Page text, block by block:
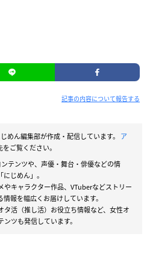
記事の内容について報告する
めん編集部が作成・配信しています。 ア
ご覧ください。
テンツや、声優・舞台・俳優などの情
じめん」。
キャラクター作品、VTuberなどストリー
報を幅広くお届けしています。
活（推し活）お役立ち情報など、女性オ
ツも発信しています。